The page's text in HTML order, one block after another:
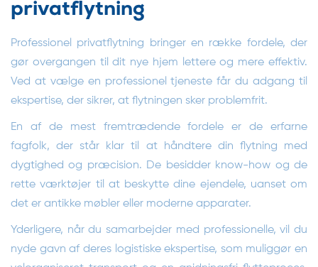
privatflytning
Professionel privatflytning bringer en række fordele, der
gør overgangen til dit nye hjem lettere og mere effektiv.
Ved at vælge en professionel tjeneste får du adgang til
ekspertise, der sikrer, at flytningen sker problemfrit.
En af de mest fremtrædende fordele er de erfarne
fagfolk, der står klar til at håndtere din flytning med
dygtighed og præcision. De besidder know-how og de
rette værktøjer til at beskytte dine ejendele, uanset om
det er antikke møbler eller moderne apparater.
Yderligere, når du samarbejder med professionelle, vil du
nyde gavn af deres logistiske ekspertise, som muliggør en